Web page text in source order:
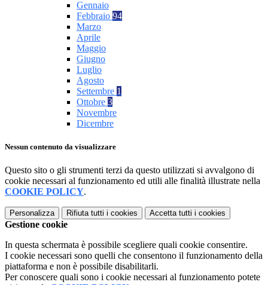
Gennaio
Febbraio 94
Marzo
Aprile
Maggio
Giugno
Luglio
Agosto
Settembre 1
Ottobre 3
Novembre
Dicembre
Nessun contenuto da visualizzare
Questo sito o gli strumenti terzi da questo utilizzati si avvalgono di
cookie necessari al funzionamento ed utili alle finalità illustrate nella
COOKIE POLICY.
Personalizza Rifiuta tutti i cookies Accetta tutti i cookies
Gestione cookie
In questa schermata è possibile scegliere quali cookie consentire.
I cookie necessari sono quelli che consentono il funzionamento della
piattaforma e non è possibile disabilitarli.
Per conoscere quali sono i cookie necessari al funzionamento potete